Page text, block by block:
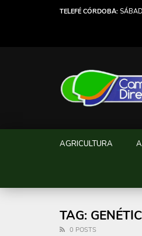
TELEFÉ CÓRDOBA:
AGRICULTURA
TAG:
0 POSTS